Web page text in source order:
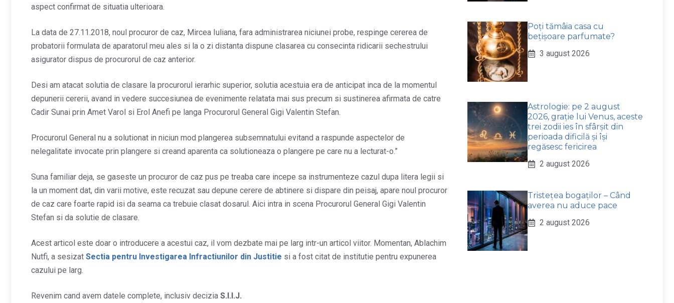
aspect confirmat de situatia ulterioara.
La data de 27.11.2018, noul procuror de caz, Mircea Iuliana, fara administrarea niciunei probe, respinge cererea de
probatorii formulata de aparatorul meu ales si la o zi distanta dispune clasarea cu consecinta ridicarii sechestrului
asigurator dispus de procurorul de caz anterior.
Desi am atacat solutia de clasare la procurorul ierarhic superior, solutia acestuia era de anticipat inca de la momentul
depunerii cererii, avand in vedere succesiunea de evenimente relatata mai sus precum si sustinerea afirmata de catre
Cadir Sunai prin Amet Varol si Erol Anefi pe langa Procurorul General Gigi Valentin Stefan.
Procurorul General nu a solutionat in niciun mod plangerea subsemnatului evitand a raspunde aspectelor de
nelegalitate invocate prin plangere si creand aparenta ca solutioneaza o plangere pe care nu a lecturat-o.”
Suna familiar deja, se gaseste un procuror de caz pus pe treaba care incepe sa instrumenteze cazul dupa litera legii si
la un moment dat, din varii motive, este recuzat sau depune cerere de abtinere si dispare din peisaj, apare noul procuror
de caz care foarte rapid isi da seama ca trebuie clasat dosarul. Aici intra in scena Procurorul General Gigi Valentin
Stefan si da solutie de clasare.
Acest articol este doar o introducere a acestui caz, il vom dezbate mai pe larg intr-un articol viitor. Momentan, Ablachim
Nutfi, a sesizat Sectia pentru Investigarea Infractiunilor din Justitie si a fost citat de institutie pentru expunerea
cazului pe larg.
Revenim cand avem datele complete, inclusiv decizia S.I.I.J.
Poți tămâia casa cu
bețișoare parfumate?
3 august 2026
Astrologie: pe 2 august
2026, grație lui Venus, aceste
trei zodii ies în sfârșit din
perioada dificilă și își
regăsesc fericirea
2 august 2026
Tristețea bogaților – Când
averea nu aduce pace
2 august 2026